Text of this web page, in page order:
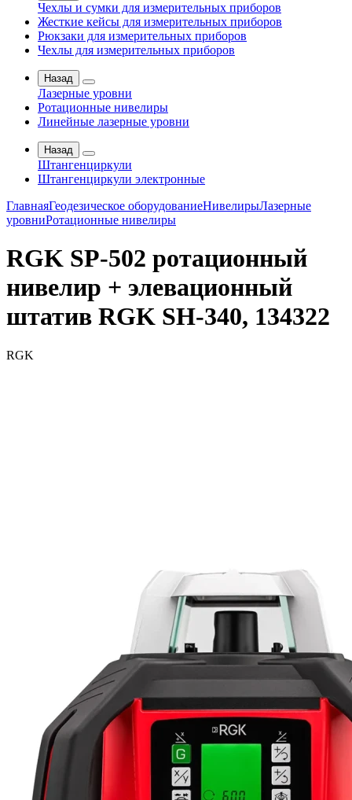
Чехлы и сумки для измерительных приборов
Жесткие кейсы для измерительных приборов
Рюкзаки для измерительных приборов
Чехлы для измерительных приборов
Назад
Лазерные уровни
Ротационные нивелиры
Линейные лазерные уровни
Назад
Штангенциркули
Штангенциркули электронные
ГлавнаяГеодезическое оборудованиеНивелирыЛазерные
уровниРотационные нивелиры
RGK SP-502 ротационный
нивелир + элевационный
штатив RGK SH-340, 134322
RGK